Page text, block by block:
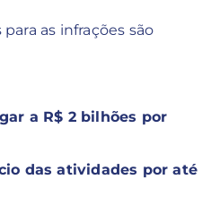
as infrações são
a R$ 2 bilhões por
das atividades por até